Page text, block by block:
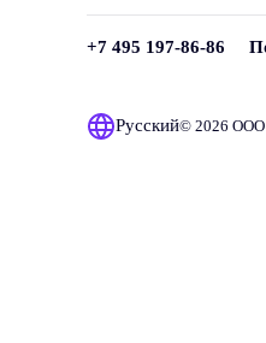
+7 495 197-86-86
Русский© 2026